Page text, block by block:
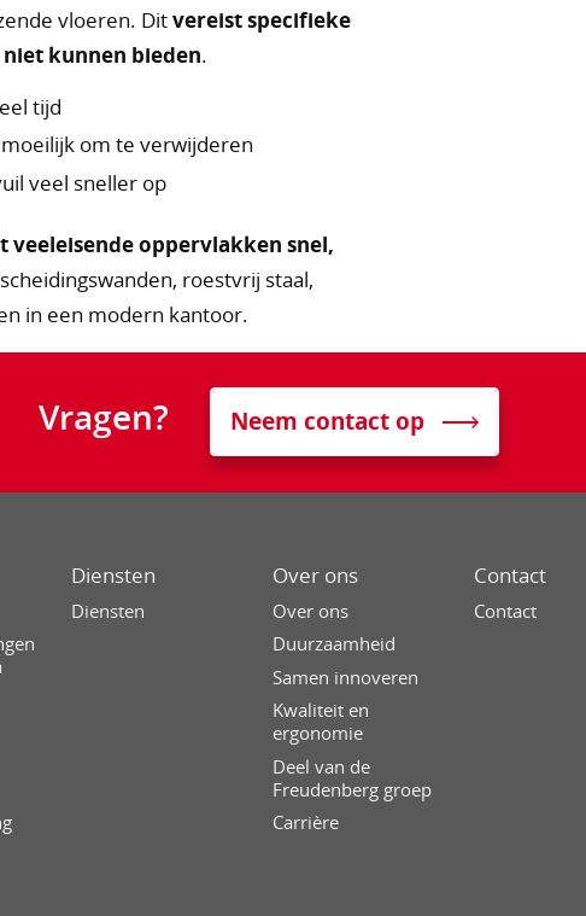
vloeren. Ditvereist specifieke
kunnen bieden.
tijd
om te verwijderen
veel sneller op
veeleisende oppervlakken snel,
roestvrij staal,
in een modern kantoor.
Vragen? Neem contact op
Diensten
Diensten
Over ons
Over ons
Duurzaamheid
Samen innoveren
Kwaliteit en
ergonomie
Deel van de
Freudenberg groep
Carrière
Contact
Contact